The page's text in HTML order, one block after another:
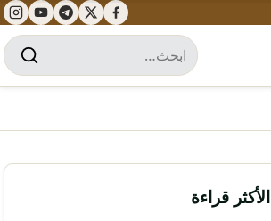
الأكثر قراءة